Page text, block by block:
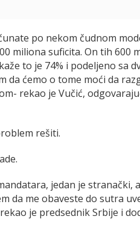
po nekom čudnom
miliona suficita. On tih 600
to je 74% i podeljeno sa
da ćemo o tome moći da
rekao je Vučić,
rešiti.
jedan je stranački,
da me obaveste do sutra
je predsednik Srbije i